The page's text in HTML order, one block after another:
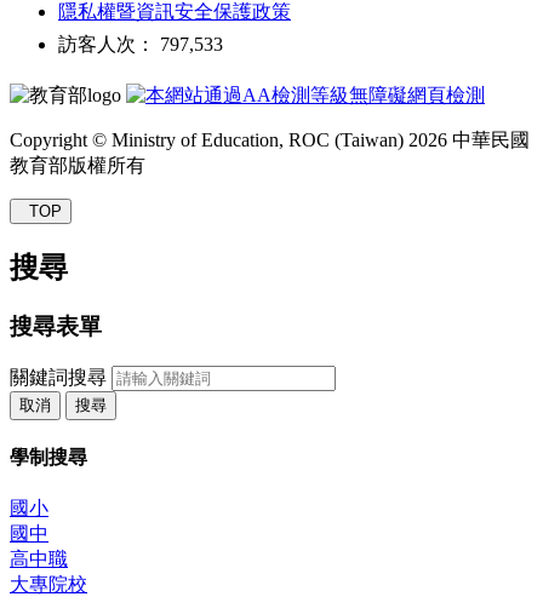
隱私權暨資訊安全保護政策
訪客人次： 797,533
Copyright © Ministry of Education, ROC (Taiwan) 2026 中華民國
教育部版權所有
TOP
搜尋
搜尋表單
關鍵詞搜尋
取消 搜尋
學制搜尋
國小
國中
高中職
大專院校